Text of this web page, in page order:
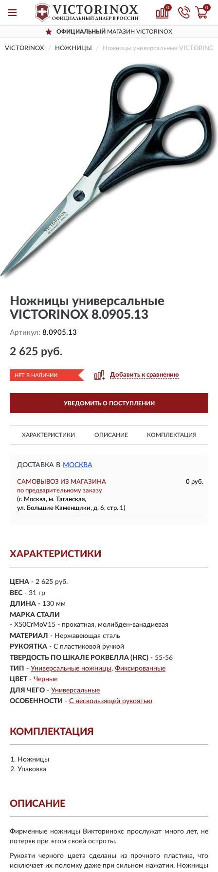
0 0
ОФИЦИАЛЬНЫЙМАГАЗИН VICTORINOX
VICTORINOX НОЖНИЦЫ Ножницы универсальные
Ножницы универсальные
VICTORINOX 8.0905.13
Артикул: 8.0905.13
2 625 руб.
НЕТ В НАЛИЧИИ Добавить к сравнению
УВЕДОМИТЬ О ПОСТУПЛЕНИИ
ХАРАКТЕРИСТИКИ ОПИСАНИЕ КОМПЛЕКТАЦИЯ
ДОСТАВКА В МОСКВА
САМОВЫВОЗ ИЗ МАГАЗИНА
0 руб.
по предварительному заказу
(г. Москва, м. Таганская,
ул. Большие Каменщики, д. 6, стр. 1)
ХАРАКТЕРИСТИКИ
ЦЕНА - 2 625 руб.
ВЕС - 31 гр
ДЛИНА - 130 мм
МАРКА СТАЛИ
- X50CrMoV15 - прокатная, молибден-ванадиевая
МАТЕРИАЛ - Нержавеющая сталь
РУКОЯТКА - С пластиковой ручкой
ТВЕРДОСТЬ ПО ШКАЛЕ РОКВЕЛЛА (HRC) - 55-56
ТИП - Универсальные ножницы Фиксированные
ЦВЕТ - Черные
ДЛЯ ЧЕГО - Универсальные
ОСОБЕННОСТИ - С нескользящей рукоятью
КОМПЛЕКТАЦИЯ
Ножницы
Упаковка
ОПИСАНИЕ
Фирменные ножницы Викторинокс прослужат много лет, не
потеряв при этом своей остроты.
Рукояти черного цвета сделаны из прочного пластика, что
исключает их поломку даже при сильном нажатии. Ножницы